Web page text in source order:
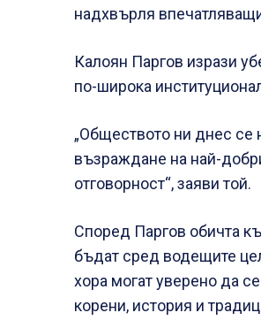
надхвърля
Калоян Паргов изрази
по-широка
„Обществото ни днес се
възраждане на най-
отговорност“, заяви той.
Според Паргов обичта
бъдат сред водещите
хора могат уверено да
корени, история и